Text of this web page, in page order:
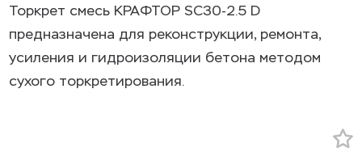
Торкрет смесь КРАФТОР SC30-2.5 D
предназначена для реконструкции, ремонта,
усиления и гидроизоляции бетона методом
сухого торкретирования.